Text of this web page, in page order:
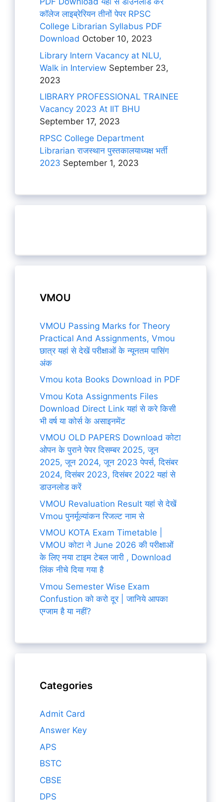
कॉलेज लाइब्रेरियन तीनों पेपर RPSC
College Librarian Syllabus PDF
Download October 10, 2023
Library Intern Vacancy at NLU,
Walk in Interview September 23,
2023
LIBRARY PROFESSIONAL TRAINEE
Vacancy 2023 At IIT BHU
September 17, 2023
RPSC College Department
Librarian राजस्थान पुस्तकालयाध्यक्ष भर्ती
2023 September 1, 2023
VMOU
VMOU Passing Marks for Theory
Practical And Assignments, Vmou
छात्र यहां से देखें परीक्षाओं के न्यूनतम पासिंग
अंक
Vmou kota Books Download in PDF
Vmou Kota Assignments Files
Download Direct Link यहां से करे किसी
भी वर्ष या कोर्स के असाइनमेंट
VMOU OLD PAPERS Download कोटा
ओपन के पुराने पेपर दिसम्बर 2025, जून
2025, जून 2024, जून 2023 पेपर्स, दिसंबर
2024, दिसंबर 2023, दिसंबर 2022 यहां से
डाउनलोड करें
VMOU Revaluation Result यहां से देखें
Vmou पुनर्मूल्यांकन रिजल्ट नाम से
VMOU KOTA Exam Timetable |
VMOU कोटा ने June 2026 की परीक्षाओं
के लिए नया टाइम टेबल जारी , Download
लिंक नीचे दिया गया है
Vmou Semester Wise Exam
Confustion को करो दूर | जानिये आपका
एग्जाम है या नहीं?
Categories
Admit Card
Answer Key
APS
BSTC
CBSE
DPS